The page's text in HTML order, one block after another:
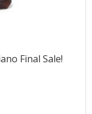
Final Sale!